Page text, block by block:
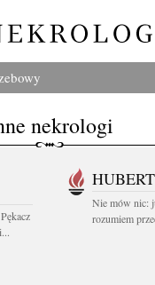
nekrologi
Nie mów nic:
rozumiem